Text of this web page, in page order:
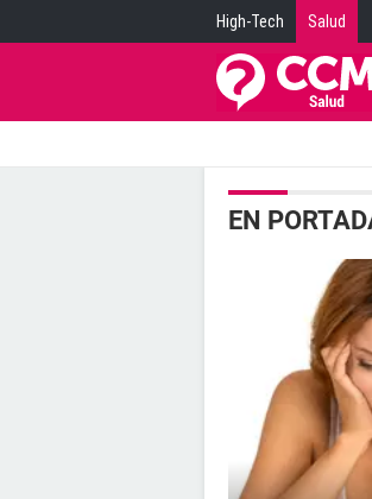
High-Tech Salud
EN